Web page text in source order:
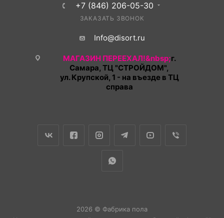
+7 (846) 206-05-30
ЗАКАЗАТЬ ЗВОНОК
Info@disort.ru
МАГАЗИН ПЕРЕЕХАЛ!&nbsp;г.
Самара, ТЦ "СТРОЙДОМ",
ул. Крупской, 1 - на въезде в ТЦ
справа
2026 © Фабрика пола